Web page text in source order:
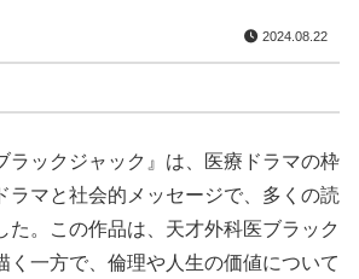
2024.08.22
ラックジャック』は、医療ドラマの枠
ラマと社会的メッセージで、多くの読
た。この作品は、天才外科医ブラック
く一方で、倫理や人生の価値について